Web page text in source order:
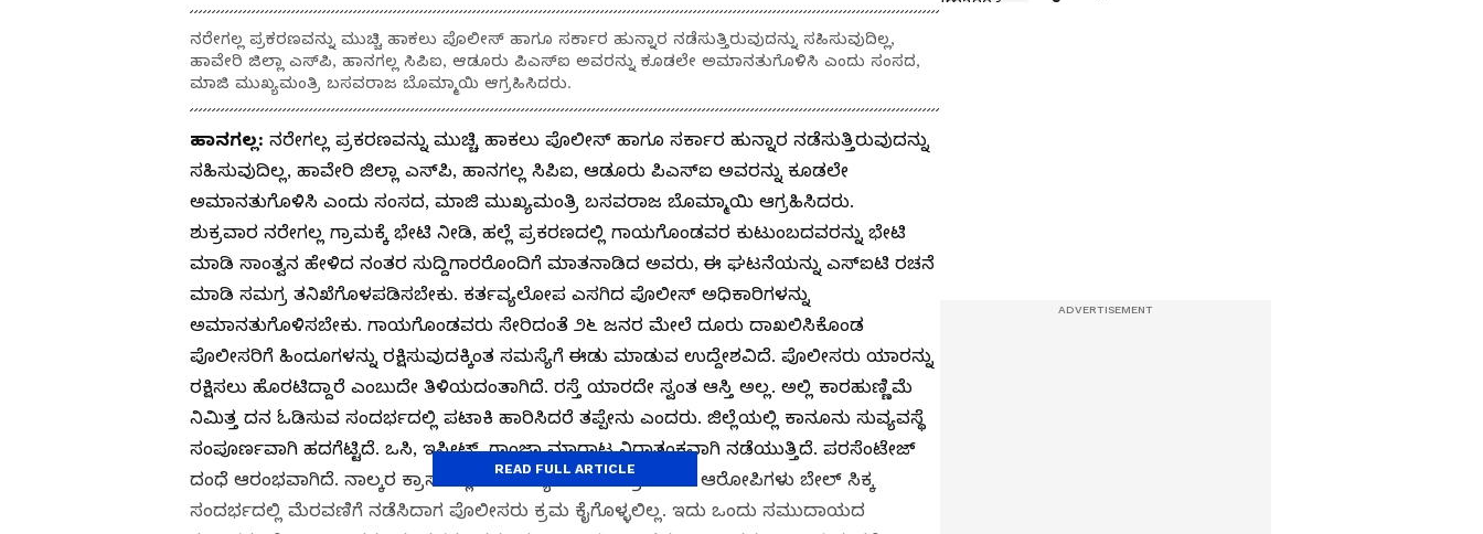
ನರೇಗಲ್ಲ ಪ್ರಕರಣವನ್ನು ಮುಚ್ಚಿ ಹಾಕಲು ಪೊಲೀಸ್ ಹಾಗೂ ಸರ್ಕಾರ ಹುನ್ನಾರ ನಡೆಸುತ್ತಿರುವುದನ್ನು ಸಹಿಸುವುದಿಲ್ಲ,
ಹಾವೇರಿ ಜಿಲ್ಲಾ ಎಸ್‌ಪಿ, ಹಾನಗಲ್ಲ ಸಿಪಿಐ, ಆಡೂರು ಪಿಎಸ್‌ಐ ಅವರನ್ನು ಕೂಡಲೇ ಅಮಾನತುಗೊಳಿಸಿ ಎಂದು ಸಂಸದ,
ಮಾಜಿ ಮುಖ್ಯಮಂತ್ರಿ ಬಸವರಾಜ ಬೊಮ್ಮಾಯಿ ಆಗ್ರಹಿಸಿದರು.
ಹಾನಗಲ್ಲ: ನರೇಗಲ್ಲ ಪ್ರಕರಣವನ್ನು ಮುಚ್ಚಿ ಹಾಕಲು ಪೊಲೀಸ್ ಹಾಗೂ ಸರ್ಕಾರ ಹುನ್ನಾರ ನಡೆಸುತ್ತಿರುವುದನ್ನು
ಸಹಿಸುವುದಿಲ್ಲ, ಹಾವೇರಿ ಜಿಲ್ಲಾ ಎಸ್‌ಪಿ, ಹಾನಗಲ್ಲ ಸಿಪಿಐ, ಆಡೂರು ಪಿಎಸ್‌ಐ ಅವರನ್ನು ಕೂಡಲೇ
ಅಮಾನತುಗೊಳಿಸಿ ಎಂದು ಸಂಸದ, ಮಾಜಿ ಮುಖ್ಯಮಂತ್ರಿ ಬಸವರಾಜ ಬೊಮ್ಮಾಯಿ ಆಗ್ರಹಿಸಿದರು.
ಶುಕ್ರವಾರ ನರೇಗಲ್ಲ ಗ್ರಾಮಕ್ಕೆ ಭೇಟಿ ನೀಡಿ, ಹಲ್ಲೆ ಪ್ರಕರಣದಲ್ಲಿ ಗಾಯಗೊಂಡವರ ಕುಟುಂಬದವರನ್ನು ಭೇಟಿ
ಮಾಡಿ ಸಾಂತ್ವನ ಹೇಳಿದ ನಂತರ ಸುದ್ದಿಗಾರರೊಂದಿಗೆ ಮಾತನಾಡಿದ ಅವರು, ಈ ಘಟನೆಯನ್ನು ಎಸ್‌ಐಟಿ ರಚನೆ
ಮಾಡಿ ಸಮಗ್ರ ತನಿಖೆಗೊಳಪಡಿಸಬೇಕು. ಕರ್ತವ್ಯಲೋಪ ಎಸಗಿದ ಪೊಲೀಸ್ ಅಧಿಕಾರಿಗಳನ್ನು
ಅಮಾನತುಗೊಳಿಸಬೇಕು. ಗಾಯಗೊಂಡವರು ಸೇರಿದಂತೆ ೨೬ ಜನರ ಮೇಲೆ ದೂರು ದಾಖಲಿಸಿಕೊಂಡ
ಪೊಲೀಸರಿಗೆ ಹಿಂದೂಗಳನ್ನು ರಕ್ಷಿಸುವುದಕ್ಕಿಂತ ಸಮಸ್ಯೆಗೆ ಈಡು ಮಾಡುವ ಉದ್ದೇಶವಿದೆ. ಪೊಲೀಸರು ಯಾರನ್ನು
ರಕ್ಷಿಸಲು ಹೊರಟಿದ್ದಾರೆ ಎಂಬುದೇ ತಿಳಿಯದಂತಾಗಿದೆ. ರಸ್ತೆ ಯಾರದೇ ಸ್ವಂತ ಆಸ್ತಿ ಅಲ್ಲ. ಅಲ್ಲಿ ಕಾರಹುಣ್ಣಿಮೆ
ನಿಮಿತ್ತ ದನ ಓಡಿಸುವ ಸಂದರ್ಭದಲ್ಲಿ ಪಟಾಕಿ ಹಾರಿಸಿದರೆ ತಪ್ಪೇನು ಎಂದರು. ಜಿಲ್ಲೆಯಲ್ಲಿ ಕಾನೂನು ಸುವ್ಯವಸ್ಥೆ
ಸಂಪೂರ್ಣವಾಗಿ ಹದಗೆಟ್ಟಿದೆ. ಒಸಿ, ಇಸ್ಪೀಟ್, ಗಾಂಜಾ ಮಾರಾಟ ನಿರಾತಂಕವಾಗಿ ನಡೆಯುತ್ತಿದೆ. ಪರಸೆಂಟೇಜ್
ದಂಧೆ ಆರಂಭವಾಗಿದೆ. ನಾಲ್ಕರ ಕ್ರಾಸ್‌ನಲ್ಲಿ ನಡೆದ ಗ್ಯಾಂಗ್‌ರೇಪ್ ಪ್ರಕರಣದ ಆರೋಪಿಗಳು ಬೇಲ್ ಸಿಕ್ಕ
ಸಂದರ್ಭದಲ್ಲಿ ಮೆರವಣಿಗೆ ನಡೆಸಿದಾಗ ಪೊಲೀಸರು ಕ್ರಮ ಕೈಗೊಳ್ಳಲಿಲ್ಲ. ಇದು ಒಂದು ಸಮುದಾಯದ
READ FULL ARTICLE